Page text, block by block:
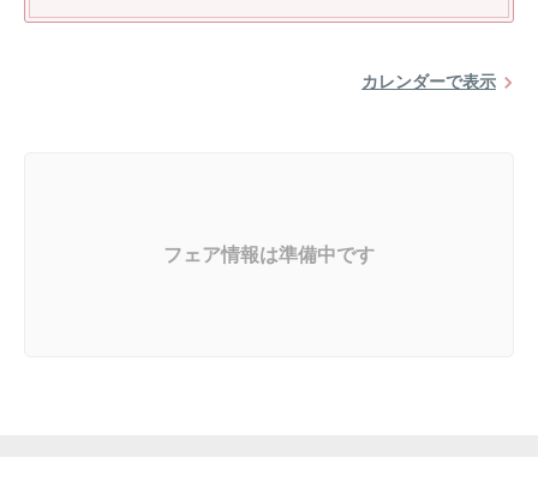
カレンダーで表示
フェア情報は準備中です